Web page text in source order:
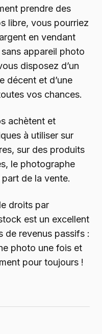
prendre des
libre, vous pourriez
en vendant
appareil photo
disposez d’un
décent et d’une
vos chances.
achètent et
à utiliser sur
sur des produits
le photographe
de la vente.
droits par
est un excellent
de revenus passifs :
photo une fois et
pour toujours !